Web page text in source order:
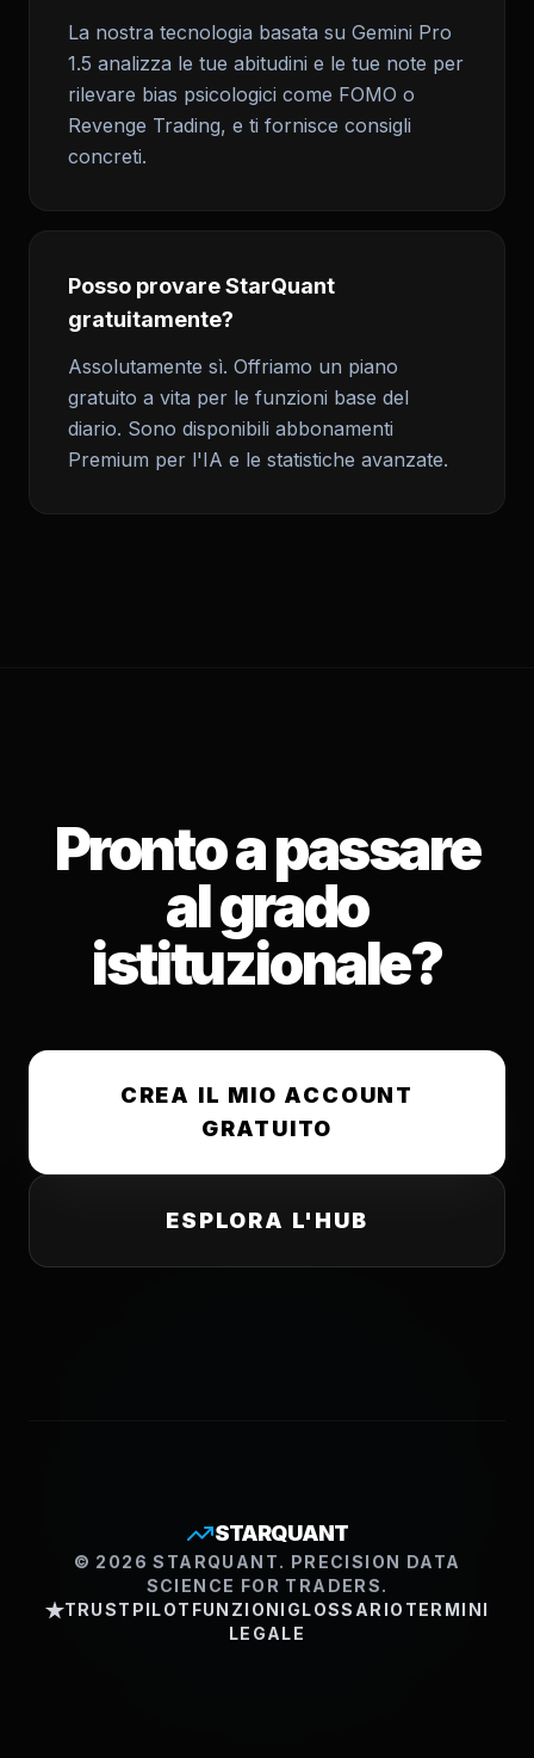
La nostra tecnologia basata su Gemini Pro
1.5 analizza le tue abitudini e le tue note per
rilevare bias psicologici come FOMO o
Revenge Trading, e ti fornisce consigli
concreti.
Posso provare StarQuant
gratuitamente?
Assolutamente sì. Offriamo un piano
gratuito a vita per le funzioni base del
diario. Sono disponibili abbonamenti
Premium per l'IA e le statistiche avanzate.
Pronto a passare
al grado
istituzionale?
CREA IL MIO ACCOUNT
GRATUITO
ESPLORA L'HUB
STARQUANT
© 2026 STARQUANT. PRECISION DATA
SCIENCE FOR TRADERS.
TRUSTPILOT FUNZIONI GLOSSARIO TERMINI
LEGALE